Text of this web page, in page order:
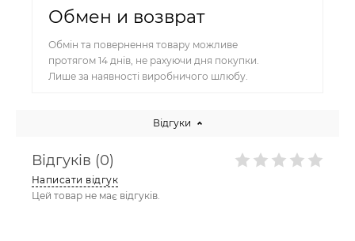
Обмен и возврат
Обмін та повернення товару можливе
протягом 14 днів, не рахуючи дня покупки.
Лише за наявності виробничого шлюбу.
Відгуки
Відгуків (0)
Написати відгук
Цей товар не має відгуків.